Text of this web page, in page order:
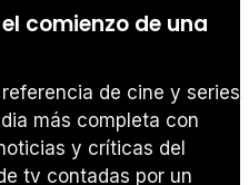
comienzo de una
de cine y series.
más completa con
y críticas del
tv contadas por un